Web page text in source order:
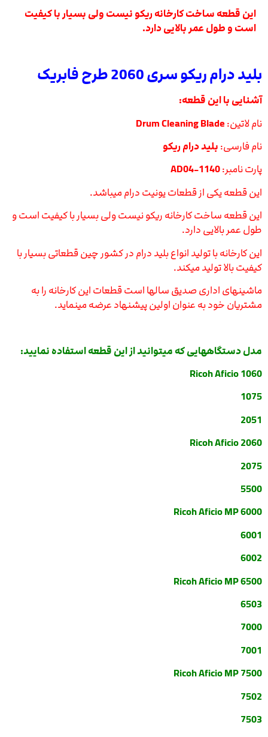
این قطعه ساخت کارخانه ریکو نیست ولی بسیار با کیفیت
است و طول عمر بالایی دارد.
بلید درام ریکو سری 2060 طرح فابریک
آشنایی با این قطعه:
نام لاتین:Drum Cleaning Blade
نام فارسی: بلید درام ریکو
پارت نامبر:
این قطعه یکی از قطعات یونیت درام میباشد.
این قطعه ساخت کارخانه ریکو نیست ولی بسیار با کیفیت است و
طول عمر بالایی دارد.
این کارخانه با تولید انواع بلید درام در کشور چین قطعاتی بسیار با
کیفیت بالا تولید میکند.
ماشینهای اداری صدیق سالها است قطعات این کارخانه را به
مشتریان خود به عنوان اولین پیشنهاد عرضه مینماید.
مدل دستگاههایی که میتوانید از این قطعه استفاده نمایید:
Ricoh Aficio 1060
1075
2051
Ricoh Aficio 2060
2075
5500
Ricoh Aficio MP 6000
6001
6002
Ricoh Aficio MP 6500
6503
7000
7001
Ricoh Aficio MP 7500
7502
7503